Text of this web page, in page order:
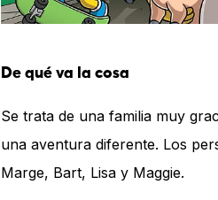
De qué va la cosa
Se trata de una familia muy
una aventura diferente. Los
Marge, Bart, Lisa y Maggie.